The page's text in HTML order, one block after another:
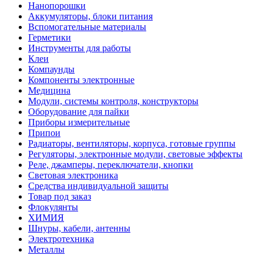
Нанопорошки
Аккумуляторы, блоки питания
Вспомогательные материалы
Герметики
Инструменты для работы
Клеи
Компаунды
Компоненты электронные
Медицина
Модули, системы контроля, конструкторы
Оборудование для пайки
Приборы измерительные
Припои
Радиаторы, вентиляторы, корпуса, готовые группы
Регуляторы, электронные модули, световые эффекты
Реле, джамперы, переключатели, кнопки
Световая электроника
Средства индивидуальной защиты
Товар под заказ
Флокулянты
ХИМИЯ
Шнуры, кабели, антенны
Электротехника
Металлы